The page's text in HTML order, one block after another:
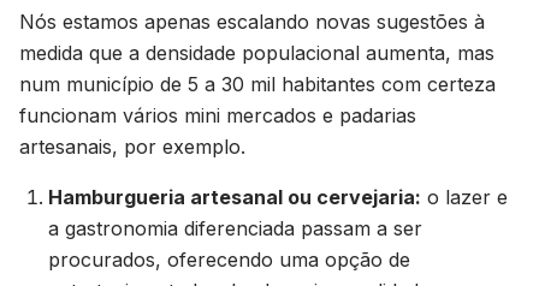
Nós estamos apenas escalando novas sugestões à
medida que a densidade populacional aumenta, mas
num município de 5 a 30 mil habitantes com certeza
funcionam vários mini mercados e padarias
artesanais, por exemplo.
Hamburgueria artesanal ou cervejaria: o lazer e
a gastronomia diferenciada passam a ser
procurados, oferecendo uma opção de